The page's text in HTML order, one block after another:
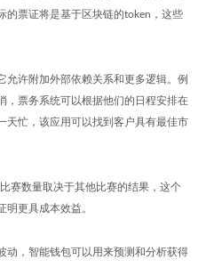
的票证将是基于区块链的token，这些
允许附加外部依赖关系和更多逻辑。例
，票务系统可以根据他们的日程安排在
天忙，该应用可以找到客户具有最佳市
赛数量取决于其他比赛的结果，这个
明更具成本效益。
动，智能钱包可以用来预测和分析获得